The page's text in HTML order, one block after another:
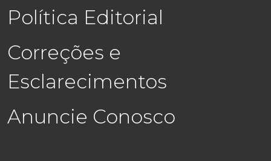
Política Editorial
Correções e
Esclarecimentos
Anuncie Conosco